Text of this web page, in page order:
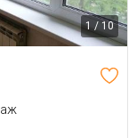
1 / 10